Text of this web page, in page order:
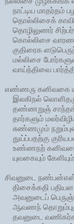
நாட்டிய மாதர்தம்
தொல்லிசைக்
தொழிலுணர்
கொல்லிசை
குதிரைக
மல்லிசை
வாய்ந்திவை
எண்ணரு கனிவகை
இலகிநல்
தண்ணறுஞ்
தார்களும்
சுண்ணமும்
துய்ப்பதற்கு
உண்ணநற் கனிவகை
யுவகையும்
சிவனுடை நண்பன்என்
திசைக்கதி
அவனுடைப்
ஆவணந்
தவனுடை